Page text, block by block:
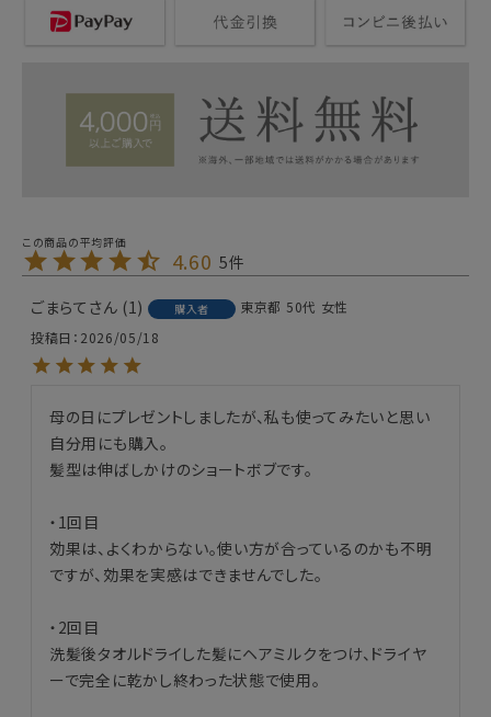
4.60 5
ごまらて 1 購入者 東京都 50代 女性
投稿日
2026/05/18
母の日にプレゼントしましたが、私も使ってみたいと思い
自分用にも購入。
髪型は伸ばしかけのショートボブです。
・1回目
効果は、よくわからない。使い方が合っているのかも不明
ですが、効果を実感はできませんでした。
・2回目
洗髪後タオルドライした髪にヘアミルクをつけ、ドライヤ
ーで完全に乾かし終わった状態で使用。